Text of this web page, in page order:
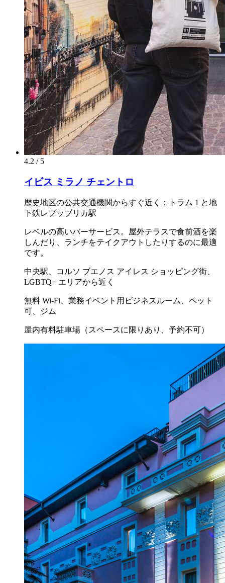
4.2 / 5
イビス ミラノ チェントロ
歴史地区の公共交通機関からすぐ近く：トラム 1 と地
下鉄レプッブリカ駅
レベルの高いバーサービス。屋外テラスで食前酒を楽
しんだり、ランチをテイクアウトしたりするのに最適
です。
中央駅、コルソ ブエノス アイレス ショッピング街、
LGBTQ+ エリアから近く
無料 Wi-Fi、業務イベント用ビジネスルーム、ペット
可、ジム
屋内有料駐車場（スペースに限りあり、予約不可）